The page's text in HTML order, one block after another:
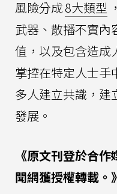
風險分成8大類型
武器、散播不實內
值，以及包含造成
掌控在特定人士手
多人建立共識，建
發展。
《原文刊登於合作
聞網獲授權轉載。》